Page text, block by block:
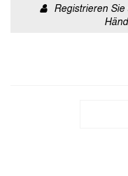
Registrieren Sie